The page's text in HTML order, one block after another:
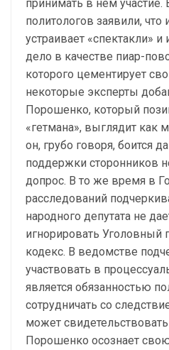
принимать в нем
политологов заявили,
устраивает «спектакли» и
дело в качестве пиар-
которого цементирует
некоторые эксперты
Порошенко, который
«гетмана», выглядит как
он, грубо говоря, боится
поддержки сторонников
допрос. В то же время в
расследований
народного депутата не
игнорировать Уголовный
кодекс. В ведомстве
участвовать в
является обязанностью
сотрудничать со
может
Порошенко осознает